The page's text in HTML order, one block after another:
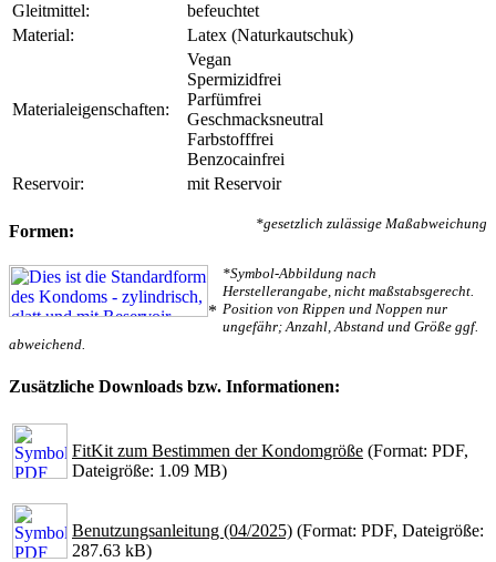
Gleitmittel:
befeuchtet
Material:
Latex (Naturkautschuk)
Materialeigenschaften:
Vegan
Spermizidfrei
Parfümfrei
Geschmacksneutral
Farbstofffrei
Benzocainfrei
Reservoir:
mit Reservoir
*gesetzlich zulässige Maßabweichung
Formen:
*
*Symbol-Abbildung nach
Herstellerangabe, nicht maßstabsgerecht.
Position von Rippen und Noppen nur
ungefähr; Anzahl, Abstand und Größe ggf.
abweichend.
Zusätzliche Downloads bzw. Informationen:
FitKit zum Bestimmen der Kondomgröße (Format: PDF,
Dateigröße: 1.09 MB)
Benutzungsanleitung (04/2025) (Format: PDF, Dateigröße:
287.63 kB)